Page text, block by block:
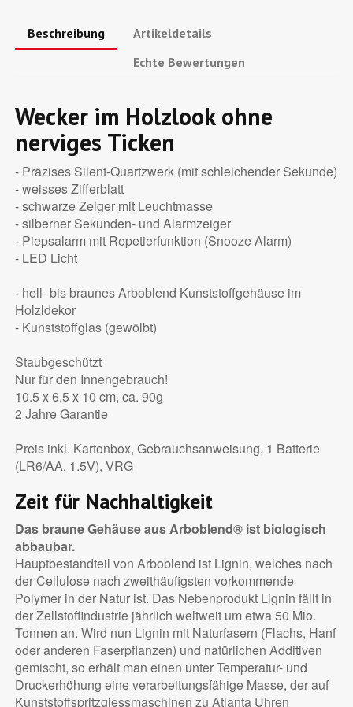
Beschreibung
Artikeldetails
Echte Bewertungen
Wecker im Holzlook ohne
nerviges Ticken
- Präzises Silent-Quartzwerk (mit schleichender Sekunde)
- weisses Zifferblatt
- schwarze Zeiger mit Leuchtmasse
- silberner Sekunden- und Alarmzeiger
- Piepsalarm mit Repetierfunktion (Snooze Alarm)
- LED Licht
- hell- bis braunes Arboblend Kunststoffgehäuse im
Holzldekor
- Kunststoffglas (gewölbt)
Staubgeschützt
Nur für den Innengebrauch!
10.5 x 6.5 x 10 cm, ca. 90g
2 Jahre Garantie
Preis inkl. Kartonbox, Gebrauchsanweisung, 1 Batterie
(LR6/AA, 1.5V), VRG
Zeit für Nachhaltigkeit
Das braune Gehäuse aus Arboblend® ist biologisch
abbaubar.
Hauptbestandteil von Arboblend ist Lignin, welches nach
der Cellulose nach zweithäufigsten vorkommende
Polymer in der Natur ist. Das Nebenprodukt Lignin fällt in
der Zellstoffindustrie jährlich weltweit um etwa 50 Mio.
Tonnen an. Wird nun Lignin mit Naturfasern (Flachs, Hanf
oder anderen Faserpflanzen) und natürlichen Additiven
gemischt, so erhält man einen unter Temperatur- und
Druckerhöhung eine verarbeitungsfähige Masse, der auf
Kunststoffspritzgiessmaschinen zu Atlanta Uhren